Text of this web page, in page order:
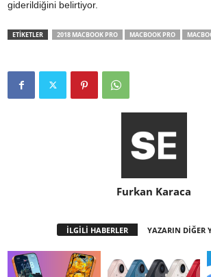
giderildiğini belirtiyor.
ETİKETLER 2018 MACBOOK PRO MACBOOK PRO
Furkan Karaca
İLGİLİ HABERLER YAZARIN DİĞER